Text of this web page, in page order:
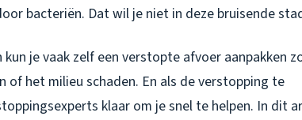
bacteriën. Dat wil je niet in deze bruisende
je vaak zelf een verstopte afvoer aanpakken
of het milieu schaden. En als de verstopping te
klaar om je snel te helpen. In dit